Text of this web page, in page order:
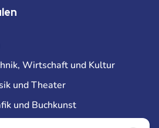
Wirtschaft und Kultur
und Theater
und Buchkunst